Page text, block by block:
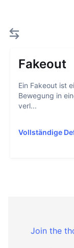
Fakeout
Ein Fakeout ist
Bewegung in
verl...
Vollständige
Join the